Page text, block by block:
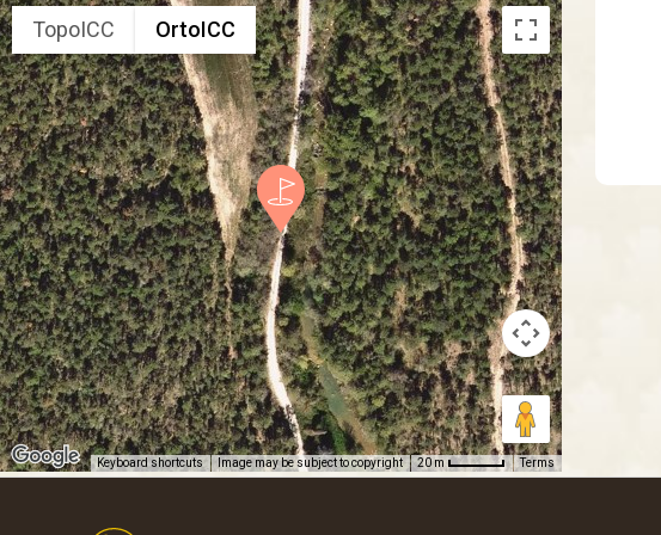
TopoICC OrtoICC
Keyboard shortcuts Image may be subject to copyright 20 m Terms